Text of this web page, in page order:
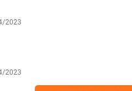
pin kép với việc bổ sung
2023
2023